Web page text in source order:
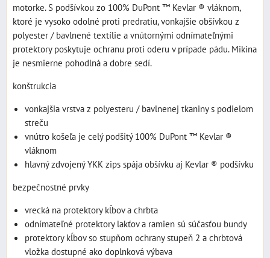
motorke. S podšívkou zo 100% DuPont ™ Kevlar ® vláknom,
ktoré je vysoko odolné proti predratiu, vonkajšie obšívkou z
polyester / bavlnené textílie a vnútornými odnímateľnými
protektory poskytuje ochranu proti oderu v prípade pádu. Mikina
je nesmierne pohodlná a dobre sedí.
konštrukcia
vonkajšia vrstva z polyesteru / bavlnenej tkaniny s podielom
streču
vnútro košeľa je celý podšitý 100% DuPont ™ Kevlar ®
vláknom
hlavný zdvojený YKK zips spája obšívku aj Kevlar ® podšívku
bezpečnostné prvky
vrecká na protektory kĺbov a chrbta
odnímateľné protektory lakťov a ramien sú súčasťou bundy
protektory kĺbov so stupňom ochrany stupeň 2 a chrbtová
vložka dostupné ako doplnková výbava